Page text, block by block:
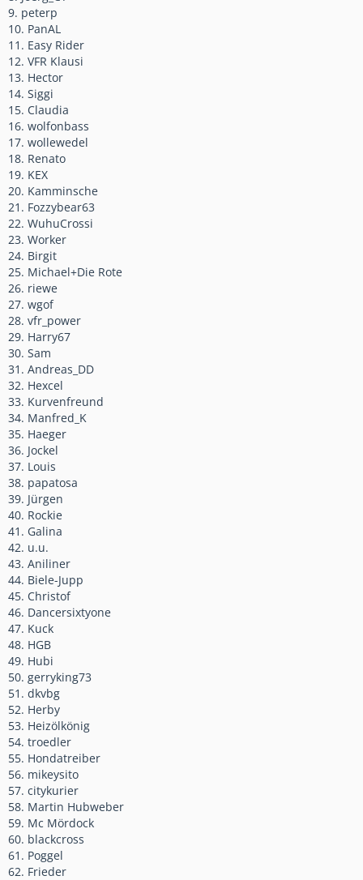
9. peterp
10. PanAL
11. Easy Rider
12. VFR Klausi
13. Hector
14. Siggi
15. Claudia
16. wolfonbass
17. wollewedel
18. Renato
19. KEX
20. Kamminsche
21. Fozzybear63
22. WuhuCrossi
23. Worker
24. Birgit
25. Michael+Die Rote
26. riewe
27. wgof
28. vfr_power
29. Harry67
30. Sam
31. Andreas_DD
32. Hexcel
33. Kurvenfreund
34. Manfred_K
35. Haeger
36. Jockel
37. Louis
38. papatosa
39. Jürgen
40. Rockie
41. Galina
42. u.u.
43. Aniliner
44. Biele-Jupp
45. Christof
46. Dancersixtyone
47. Kuck
48. HGB
49. Hubi
50. gerryking73
51. dkvbg
52. Herby
53. Heizölkönig
54. troedler
55. Hondatreiber
56. mikeysito
57. citykurier
58. Martin Hubweber
59. Mc Mördock
60. blackcross
61. Poggel
62. Frieder